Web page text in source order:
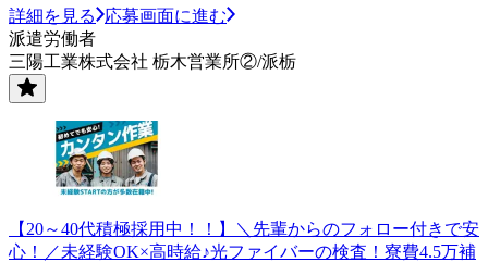
詳細を見る
応募画面に進む
派遣労働者
三陽工業株式会社 栃木営業所②/派栃
【20～40代積極採用中！！】＼先輩からのフォロー付きで安
心！／未経験OK×高時給♪光ファイバーの検査！寮費4.5万補